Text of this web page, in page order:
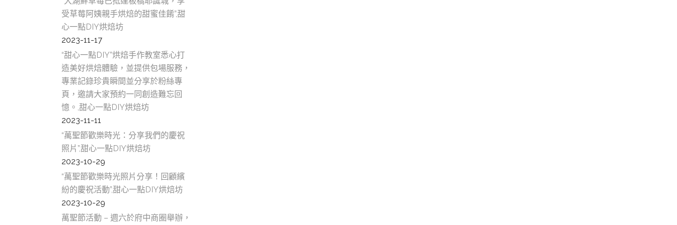
受草莓阿姨親手烘焙的甜蜜佳餚”,甜
心一點DIY烘焙坊
2023-11-17
“甜心一點DIY”烘焙手作教室悉心打
造美好烘焙體驗，並提供包場服務，
專業記錄珍貴瞬間並分享於粉絲專
頁，邀請大家預約一同創造難忘回
憶。,甜心一點DIY烘焙坊
2023-11-11
“萬聖節歡樂時光：分享我們的慶祝
照片”,甜心一點DIY烘焙坊
2023-10-29
“萬聖節歡樂時光照片分享！回顧繽
紛的慶祝活動”,甜心一點DIY烘焙坊
2023-10-29
萬聖節活動 – 週六於府中商圈舉辦，